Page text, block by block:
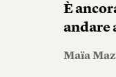
È
andare
Maïa